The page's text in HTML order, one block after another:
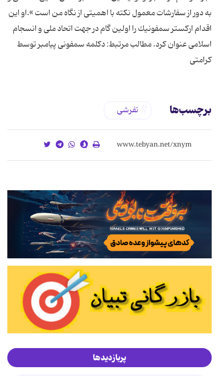
به دور از سفارشات معمول نكته با اهمیتی از نگاه من است ».او این
اقدام اركستر سمفونیك را اولین گام در جهت اتحاد ملی و انسجام
اسلامی عنوان كرد. مطالب مرتبط: دکلمه سمفونی پیامبر توسط
کرامتی
برچسب‌ها تفرشی
پربازدیدها